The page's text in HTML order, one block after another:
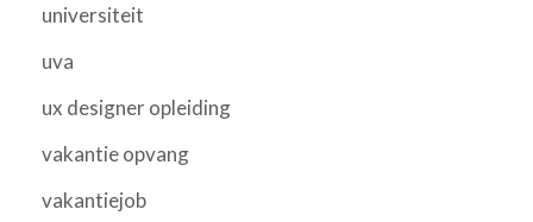
universiteit
uva
ux designer opleiding
vakantie opvang
vakantiejob